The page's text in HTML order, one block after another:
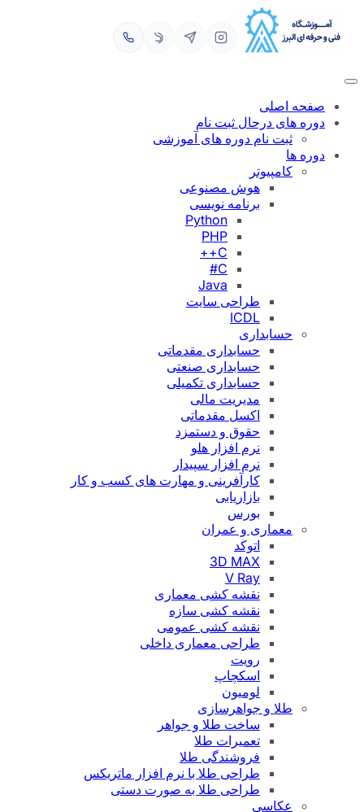
محتوا
صفحه اصلی
دوره های درحال ثبت نام
ثبت نام دوره های آموزشی
دوره ها
کامپیوتر
هوش مصنوعی
برنامه نویسی
Python
PHP
C++
C#
Java
طراحی سایت
ICDL
حسابداری
حسابداری مقدماتی
حسابداری صنعتی
حسابداری تکمیلی
مدیریت مالی
اکسل مقدماتی
حقوق و دستمزد
نرم افزار هلو
نرم افزار سپیدار
کارآفرینی و مهارت های کسب و کار
بازاریابی
بورس
معماری و عمران
اتوکد
3D MAX
V Ray
نقشه کشی معماری
نقشه کشی سازه
نقشه کشی عمومی
طراحی معماری داخلی
رویت
اسکچاپ
لومیون
طلا و جواهرسازی
ساخت طلا و جواهر
تعمیرات طلا
فروشندگی طلا
طراحی طلا با نرم افزار ماتریکس
طراحی طلا به صورت دستی
عکاسی